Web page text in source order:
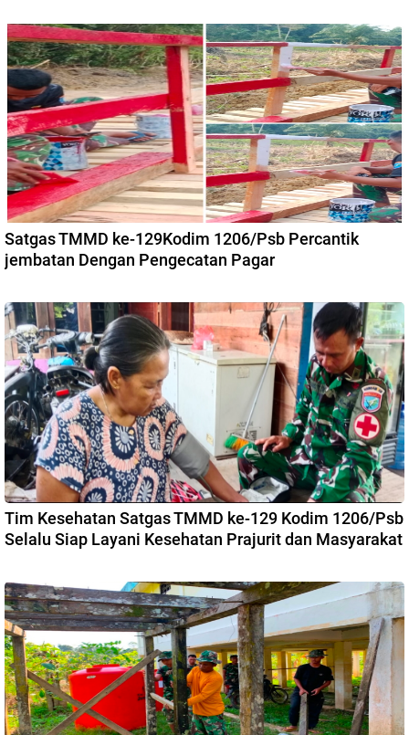
Satgas TMMD ke-129Kodim 1206/Psb Percantik
jembatan Dengan Pengecatan Pagar
Tim Kesehatan Satgas TMMD ke-129 Kodim 1206/Psb
Selalu Siap Layani Kesehatan Prajurit dan Masyarakat